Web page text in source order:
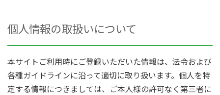
個人情報の取扱いについて
本サイトご利用時にご登録いただいた情報は、法令および
各種ガイドラインに沿って適切に取り扱います。個人を特
定する情報につきましては、ご本人様の許可なく第三者に